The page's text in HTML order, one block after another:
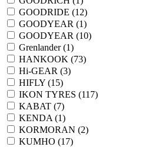
GOODRIDE (12)
GOODYEAR (1)
GOODYEAR (10)
Grenlander (1)
HANKOOK (73)
Hi-GEAR (3)
HIFLY (15)
IKON TYRES (117)
KABAT (7)
KENDA (1)
KORMORAN (2)
KUMHO (17)